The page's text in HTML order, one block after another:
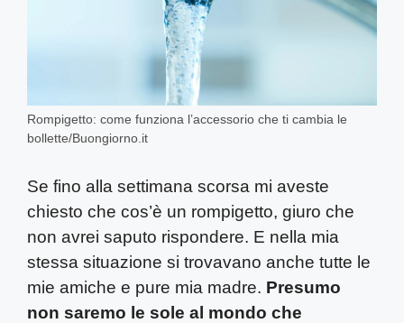
Rompigetto: come funziona l’accessorio che ti cambia le
bollette/Buongiorno.it
Se fino alla settimana scorsa mi aveste
chiesto che cos’è un rompigetto, giuro che
non avrei saputo rispondere. E nella mia
stessa situazione si trovavano anche tutte le
mie amiche e pure mia madre. Presumo
non saremo le sole al mondo che